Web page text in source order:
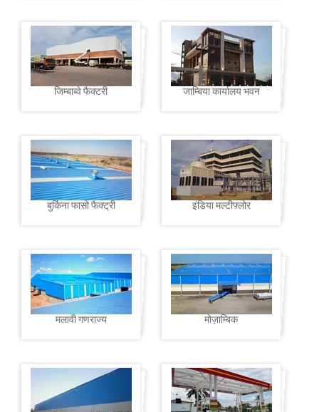
जिम्बाब्वे फैक्टरी जाम्बिया कार्यालय भवन
बुर्किना फासो फैक्ट्री इंडिया मल्टीफ्लोर
मलावी गणराज्य मोज़ाम्बिक